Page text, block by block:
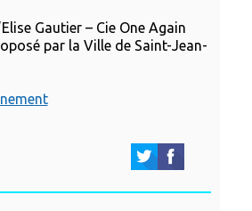
Gautier – Cie One Again
par la Ville de Saint-Jean-